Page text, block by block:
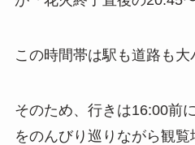
この時間帯は駅も道路も大
そのため、行きは16:00前
をのんびり巡りながら観